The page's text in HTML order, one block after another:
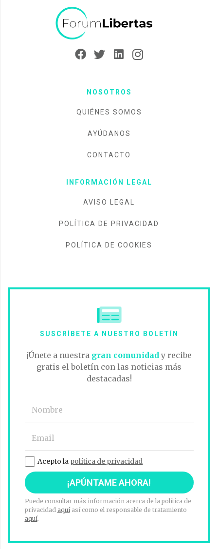
NOSOTROS
QUIÉNES SOMOS
AYÚDANOS
CONTACTO
INFORMACIÓN LEGAL
AVISO LEGAL
POLÍTICA DE PRIVACIDAD
POLÍTICA DE COOKIES
SUSCRÍBETE A NUESTRO BOLETÍN
¡Únete a nuestra gran comunidad y recibe
gratis el boletín con las noticias más
destacadas!
Acepto la política de privacidad
Puede consultar más información acerca de la política de
privacidad aquíasí como el responsable de tratamiento
aquí.